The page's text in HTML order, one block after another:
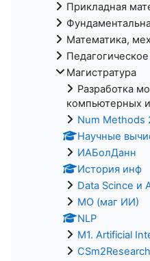
Прикладная
Математика,
Магистратура
Разработка
компьютерных
Num Methods
Научные
ИАБолДанн
История инф
Data Scince и
МО (маг ИИ)
NLP
M1. Artificial
CSm2Research